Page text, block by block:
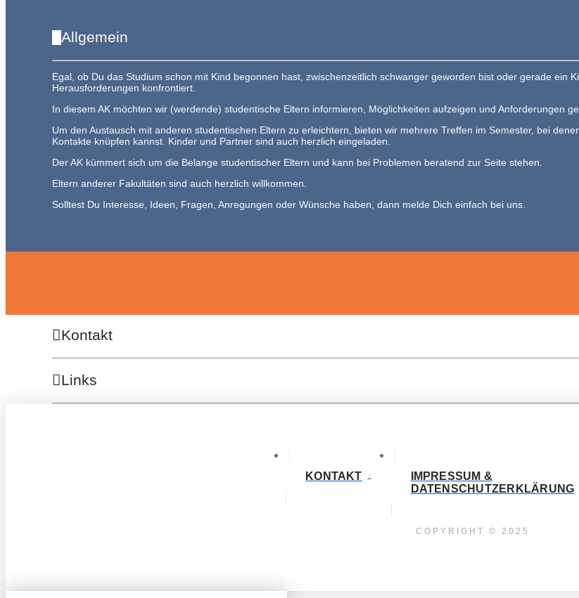
Allgemein
Egal, ob Du das Studium schon mit Kind begonnen hast, zwischenzeitlich schwanger geworden bist oder gerade ein
Herausforderungen konfrontiert.
In diesem AK möchten wir (werdende) studentische Eltern informieren, Möglichkeiten aufzeigen und Anforderungen
Um den Austausch mit anderen studentischen Eltern zu erleichtern, bieten wir mehrere Treffen im Semester, bei
Kontakte knüpfen kannst. Kinder und Partner sind auch herzlich eingeladen.
Der AK kümmert sich um die Belange studentischer Eltern und kann bei Problemen beratend zur Seite stehen.
Eltern anderer Fakultäten sind auch herzlich willkommen.
Solltest Du Interesse, Ideen, Fragen, Anregungen oder Wünsche haben, dann melde Dich einfach bei uns.
Kontakt
Links
KONTAKT
IMPRESSUM &
DATENSCHUTZERKLÄRUNG
COPYRIGHT © 2025